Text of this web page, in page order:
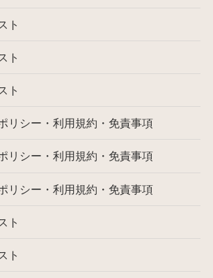
ト
ト
ト
リシー・利用規約・免責事項
リシー・利用規約・免責事項
リシー・利用規約・免責事項
ト
ト